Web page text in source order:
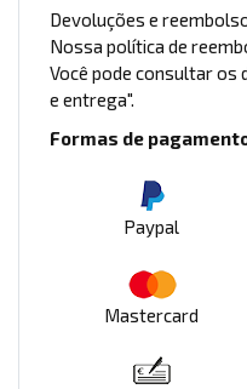
Devoluções e
Nossa política de
Você pode consultar os
e entrega".
Formas de
Paypal
Mastercard